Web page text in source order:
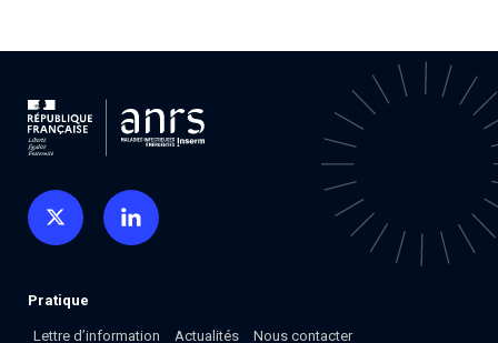
Pratique
Lettre d’information Actualités Nous contacter